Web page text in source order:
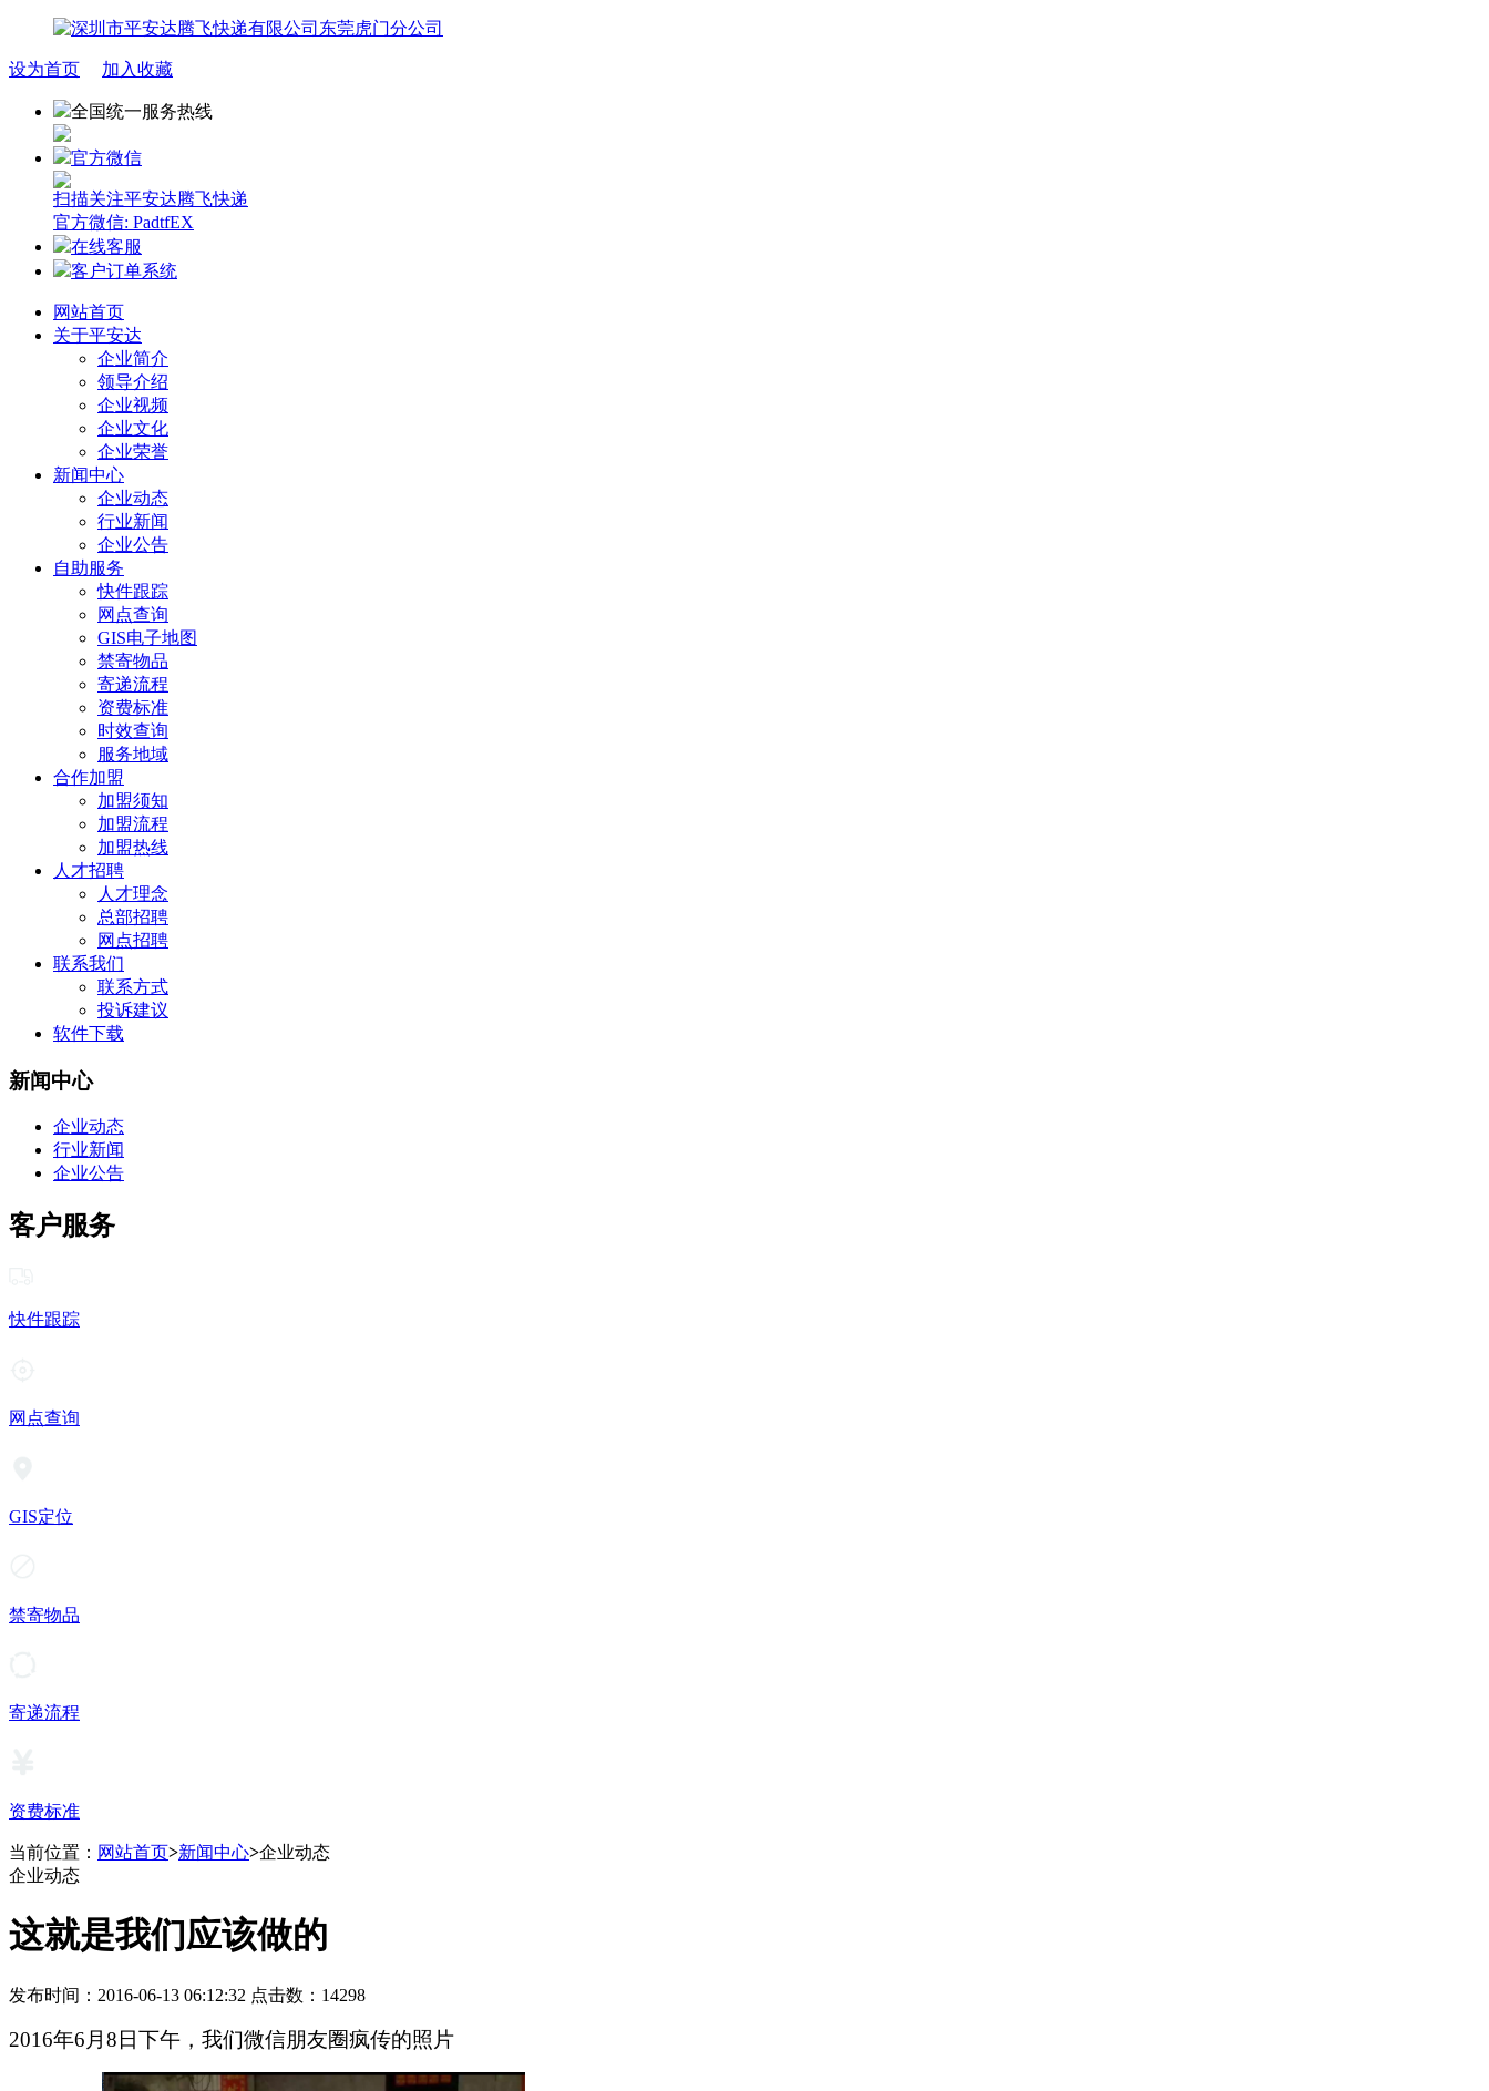
设为首页 加入收藏
全国统一服务热线
官方微信
扫描关注平安达腾飞快递
官方微信: PadtfEX
在线客服
客户订单系统
网站首页
关于平安达
企业简介
领导介绍
企业视频
企业文化
企业荣誉
新闻中心
企业动态
行业新闻
企业公告
自助服务
快件跟踪
网点查询
GIS电子地图
禁寄物品
寄递流程
资费标准
时效查询
服务地域
合作加盟
加盟须知
加盟流程
加盟热线
人才招聘
人才理念
总部招聘
网点招聘
联系我们
联系方式
投诉建议
软件下载
新闻中心
企业动态
行业新闻
企业公告
客户服务
快件跟踪
网点查询
GIS定位
禁寄物品
寄递流程
资费标准
当前位置： 网站首页>新闻中心>企业动态
企业动态
这就是我们应该做的
发布时间：2016-06-13 06:12:32 点击数：14298
2016年6 月8日下午，我们微信朋友圈疯传的照片